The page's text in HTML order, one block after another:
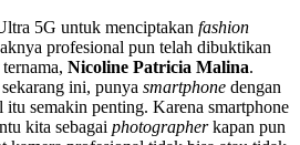
5G untuk menciptakan fashion
profesional pun telah dibuktikan
ternama, Nicoline Patricia Malina.
ini, punya smartphone dengan
itu semakin penting. Karena smartphone
kita sebagai photographerkapan pun